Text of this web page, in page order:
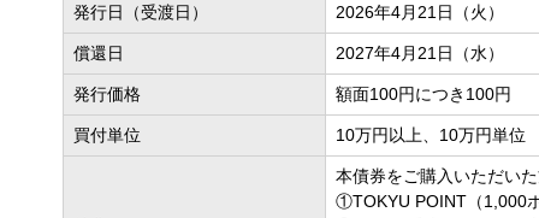
発行日（受渡日） 2026年4月21日（火）
償還日 2027年4月21日（水）
発行価格 額面100円につき100円
買付単位 10万円以上、10万円単位
本債券をご購入いただい
①TOKYU POINT（1,000